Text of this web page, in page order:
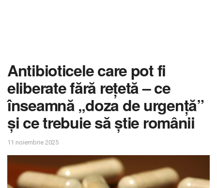
Antibioticele care pot fi
eliberate fără rețetă – ce
înseamnă „doza de urgență”
și ce trebuie să știe românii
11 noiembrie 2025